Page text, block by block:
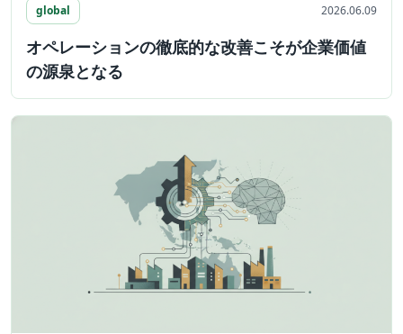
global 2026.06.09
オペレーションの徹底的な改善こそが企業価値
の源泉となる